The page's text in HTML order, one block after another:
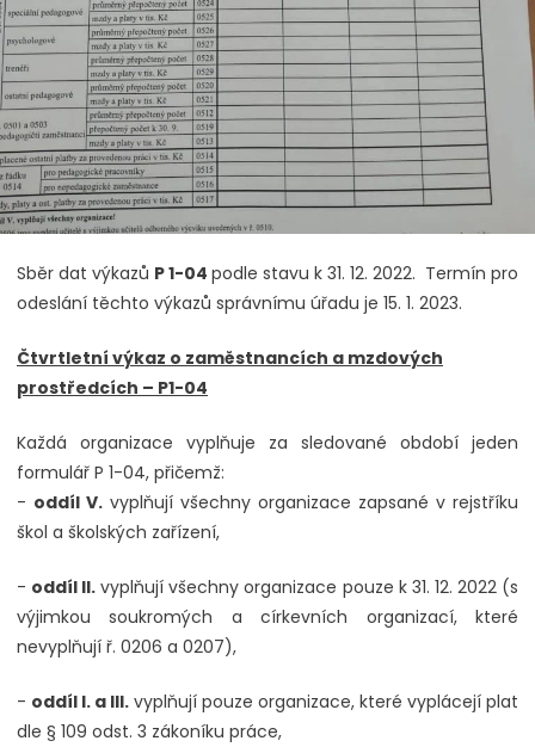
Sběr dat výkazů P 1-04 podle stavu k 31. 12. 2022. Termín pro
odeslání těchto výkazů správnímu úřadu je 15. 1. 2023.
Čtvrtletní výkaz o zaměstnancích a mzdových
prostředcích – P1-04
Každá organizace vyplňuje za sledované období jeden
formulář P 1-04, přičemž:
- oddíl V. vyplňují všechny organizace zapsané v rejstříku
škol a školských zařízení,
- oddíl II. vyplňují všechny organizace pouze k 31. 12. 2022 (s
výjimkou soukromých a církevních organizací, které
nevyplňují ř. 0206 a 0207),
- oddíl I. a III. vyplňují pouze organizace, které vyplácejí plat
dle § 109 odst. 3 zákoníku práce,